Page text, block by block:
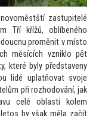
zastupitelé
Tří křížů, oblíbeného
proměnit v místo
měsících vzniklo pět
které byly představeny
lidé uplatňovat svoje
při rozhodování, jak
celé oblasti kolem